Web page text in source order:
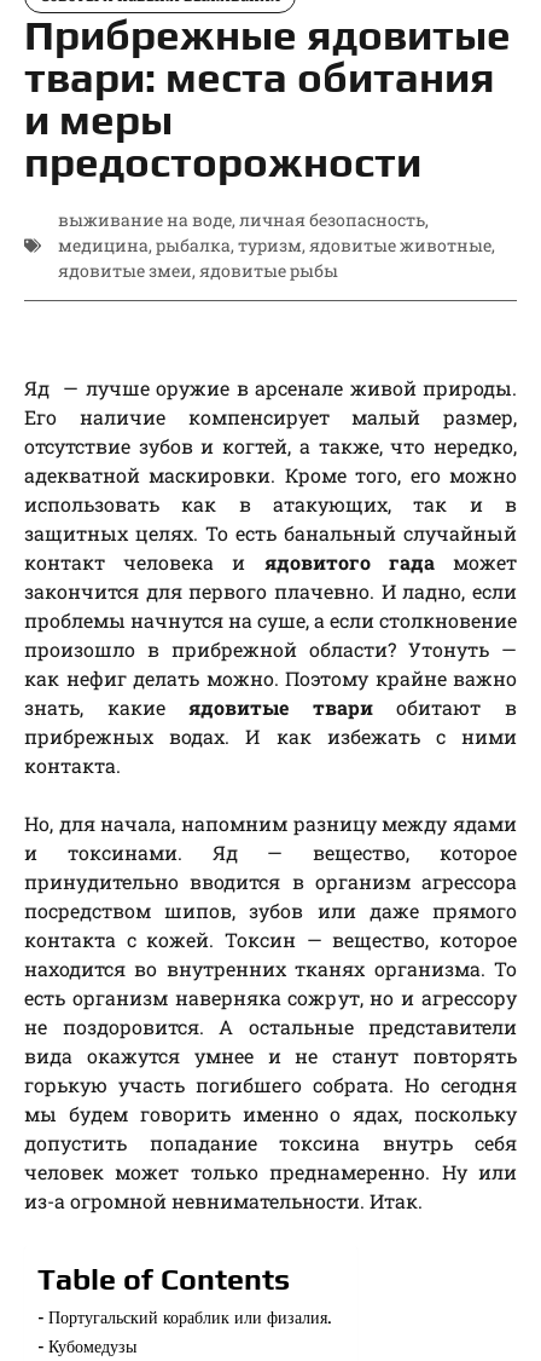
Прибрежные ядовитые
твари: места обитания
и меры
предосторожности
выживание на воде, личная безопасность,
медицина, рыбалка, туризм, ядовитые животные,
ядовитые змеи, ядовитые рыбы
Яд — лучше оружие в арсенале живой природы.
Его наличие компенсирует малый размер,
отсутствие зубов и когтей, а также, что нередко,
адекватной маскировки. Кроме того, его можно
использовать как в атакующих, так и в
защитных целях. То есть банальный случайный
контакт человека и ядовитого гадаможет
закончится для первого плачевно. И ладно, если
проблемы начнутся на суше, а если столкновение
произошло в прибрежной области? Утонуть —
как нефиг делать можно. Поэтому крайне важно
знать, какиеядовитые твариобитают в
прибрежных водах. И как избежать с ними
контакта.
Но, для начала, напомним разницу между ядами
и токсинами. Яд — вещество, которое
принудительно вводится в организм агрессора
посредством шипов, зубов или даже прямого
контакта с кожей. Токсин — вещество, которое
находится во внутренних тканях организма. То
есть организм наверняка сожрут, но и агрессору
не поздоровится. А остальные представители
вида окажутся умнее и не станут повторять
горькую участь погибшего собрата. Но сегодня
мы будем говорить именно о ядах, поскольку
допустить попадание токсина внутрь себя
человек может только преднамеренно. Ну или
из-а огромной невнимательности. Итак.
Table of Contents
Португальский кораблик или физалия.
Кубомедузы